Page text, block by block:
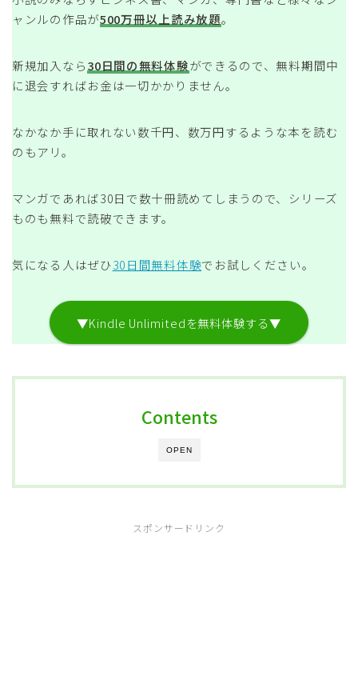
ャンルの作品が500万冊以上読み放題。
新規加入なら30日間の無料体験ができるので、無料期間中
に退会すればお金は一切かかりません。
なかなか手に取れない数千円、数万円するような本を読む
のもアリ。
マンガであれば30日で数十冊読めてしまうので、シリーズ
ものも無料で読破できます。
気になる人はぜひ30日間無料体験でお試しください。
▼Kindle Unlimitedを無料体験する▼
OPEN
Contents
スポンサードリンク